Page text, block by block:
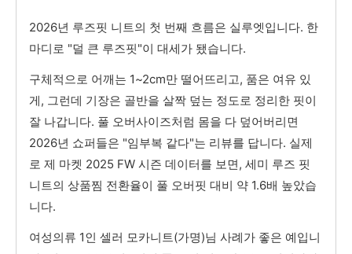
2026년 루즈핏 니트의 첫 번째 흐름은 실루엣입니다. 한
마디로 "덜 큰 루즈핏"이 대세가 됐습니다.
구체적으로 어깨는 1~2cm만 떨어뜨리고, 품은 여유 있
게, 그런데 기장은 골반을 살짝 덮는 정도로 정리한 핏이
잘 나갑니다. 풀 오버사이즈처럼 몸을 다 덮어버리면
2026년 쇼퍼들은 "임부복 같다"는 리뷰를 답니다. 실제
로 제 마켓 2025 FW 시즌 데이터를 보면, 세미 루즈 핏
니트의 상품찜 전환율이 풀 오버핏 대비 약 1.6배 높았습
니다.
여성의류 1인 셀러 모카니트(가명)님 사례가 좋은 예입니